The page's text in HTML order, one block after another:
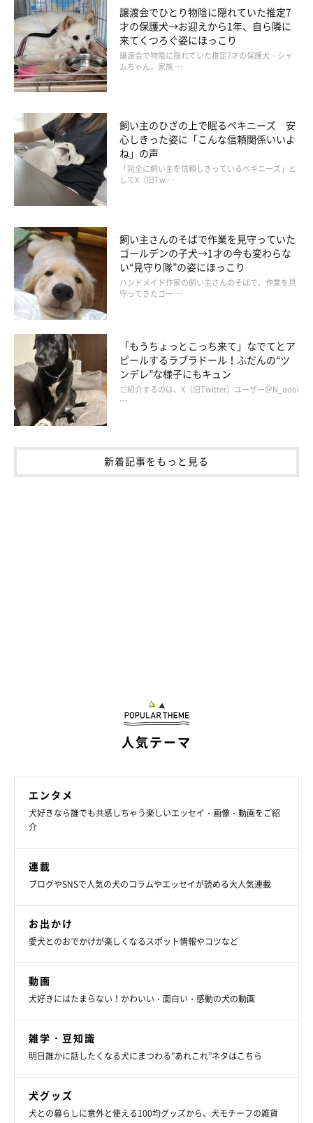
反応を見せるでしょう。
どんな犬がプライドが傷つきやすいかについては、どのコでも傷
つく可能性があると思います」
犬のプライドを傷つけないための配慮
——プライドが傷つきやすい犬に対しては、どのように接してあ
獣医師：
ースが多いと思います。
犬を優先してあげるなど配慮すると、少しずつ慣れていくと思い
ます。先住犬に愛情を示して、安心させてあげることが有効なの
かもしれません」
（監修：いぬのきもち・ねこのきもち獣医師相談室 担当獣医
師）
※写真はスマホアプリ「いぬ・ねこのきもち」で投稿されたもの
です。
※記事と写真に関連性はありませんので予めご了承ください
取材・文／sorami
譲渡会でひとり物陰に隠れていた推定7
才の保護犬→お迎えから1年、自ら隣に
来てくつろぐ姿にほっこり
譲渡会で物陰に隠れていた推定7才の保護犬・シャ
ムちゃん。家族 …
飼い主のひざの上で眠るペキニーズ 安
心しきった姿に「こんな信頼関係いいよ
ね」の声
「完全に飼い主を信頼しきっているペキニーズ」と
してX（旧Tw …
飼い主さんのそばで作業を見守っていた
ゴールデンの子犬→1才の今も変わらな
い“見守り隊”の姿にほっこり
ハンドメイド作家の飼い主さんのそばで、作業を見
守ってきたゴー …
「もうちょっとこっち来て」なでてとア
ピールするラブラドール！ふだんの“ツ
ンデレ”な様子にもキュン
ご紹介するのは、X（旧Twitter）ユーザー＠N_oooi
…
新着記事をもっと見る
人気テーマ
エンタメ
犬好きなら誰でも共感しちゃう楽しいエッセイ・画像・動画をご紹
介
連載
ブログやSNSで人気の犬のコラムやエッセイが読める大人気連載
お出かけ
愛犬とのおでかけが楽しくなるスポット情報やコツなど
動画
犬好きにはたまらない！かわいい・面白い・感動の犬の動画
雑学・豆知識
明日誰かに話したくなる犬にまつわる”あれこれ”ネタはこちら
犬グッズ
犬との暮らしに意外と使える100均グッズから、犬モチーフの雑貨